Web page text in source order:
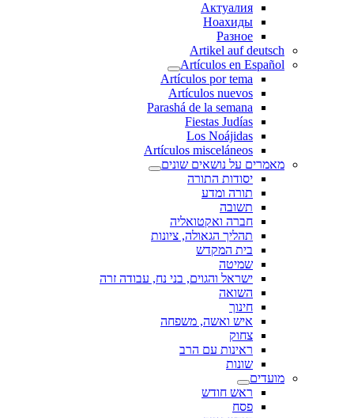
Актуалия
Ноахиды
Разное
Artikel auf deutsch
Artículos en Español
Artículos por tema
Artículos nuevos
Parashá de la semana
Fiestas Judías
Los Noájidas
Artículos misceláneos
מאמרים על נושאים שונים
יסודות התורה
תורה ומדע
תשובה
חברה ואקטואליה
תהליך הגאולה, ציונות
בית המקדש
שמיטה
ישראל והגוים, בני נח, עבודה זרה
השואה
חינוך
איש ואשה, משפחה
צחוק
ראינות עם הרב
שונות
מועדים
ראש חודש
פסח